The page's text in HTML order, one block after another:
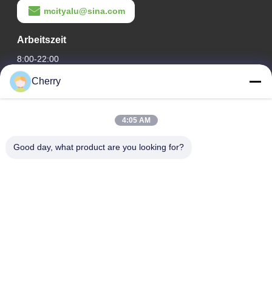
mcityalu@sina.com
Arbeitszeit
8:00-22:00
Unsere Adresse
Hegui Industriepark, Lishui, Nanhai Foshan Guangdong PR
Cherry
4:05 AM
Good day, what product are you looking for?